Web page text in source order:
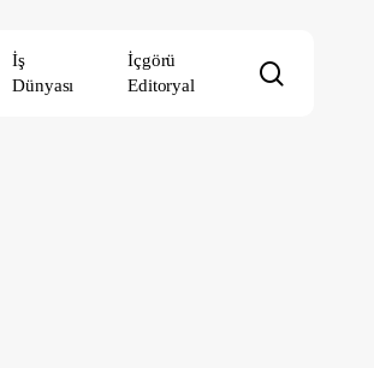
İş
Dünyası
İçgörü
Editoryal